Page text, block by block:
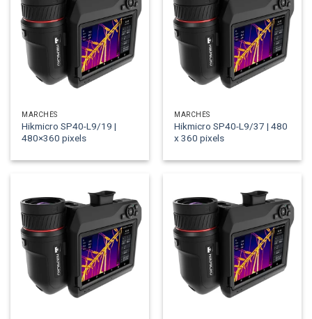
MARCHÉS
Hikmicro SP40-L9/19 |
480×360 pixels
MARCHÉS
Hikmicro SP40-L9/37 | 480
x 360 pixels